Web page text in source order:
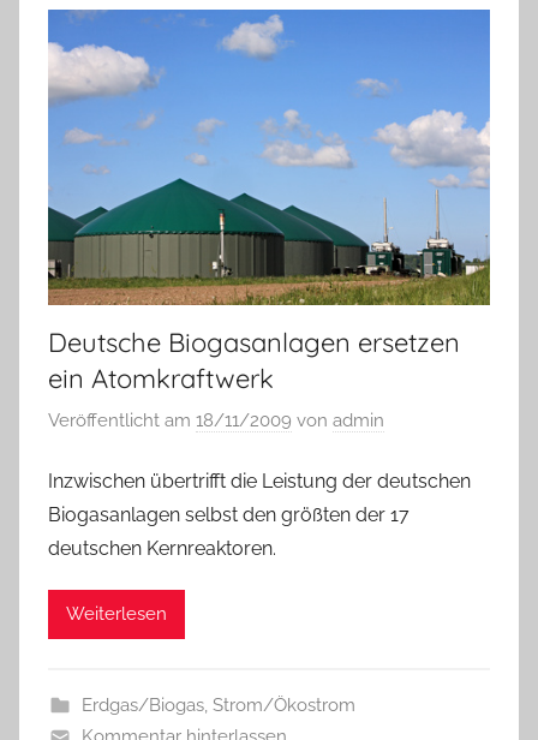
Deutsche Biogasanlagen ersetzen
ein Atomkraftwerk
Veröffentlicht am 18/11/2009 von admin
Inzwischen übertrifft die Leistung der deutschen
Biogasanlagen selbst den größten der 17
deutschen Kernreaktoren.
Weiterlesen
Erdgas/Biogas, Strom/Ökostrom